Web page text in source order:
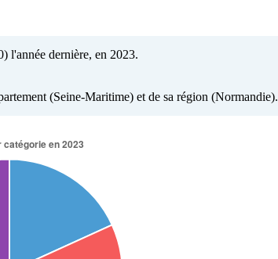
l'année dernière, en 2023.
(Seine-Maritime) et de sa région (Normandie).